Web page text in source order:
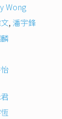
Wong
,潘宇鋒